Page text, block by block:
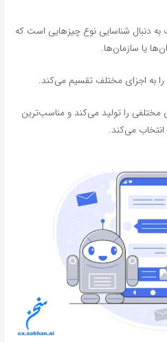
به دنبال شناسایی نوع چیزهایی است که
یا سازمان‌ها.
را به اجزای مختلف تقسیم می‌کند.
مختلفی را تولید می‌کند و مناسب‌ترین
انتخاب می‌کند.